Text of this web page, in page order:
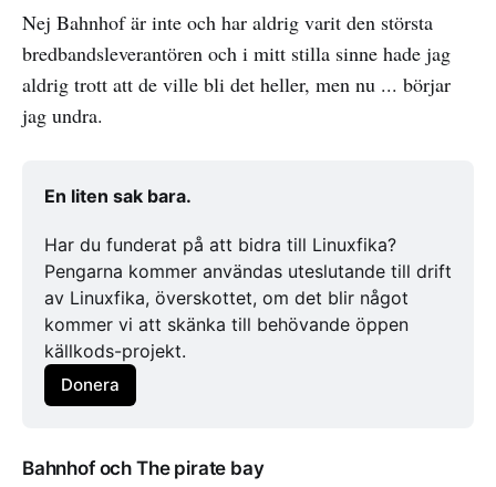
Nej Bahnhof är inte och har aldrig varit den största
bredbandsleverantören och i mitt stilla sinne hade jag
aldrig trott att de ville bli det heller, men nu ... börjar
jag undra.
En liten sak bara.
Har du funderat på att bidra till Linuxfika?
Pengarna kommer användas uteslutande till drift
av Linuxfika, överskottet, om det blir något
kommer vi att skänka till behövande öppen
källkods-projekt.
Donera
Bahnhof och The pirate bay